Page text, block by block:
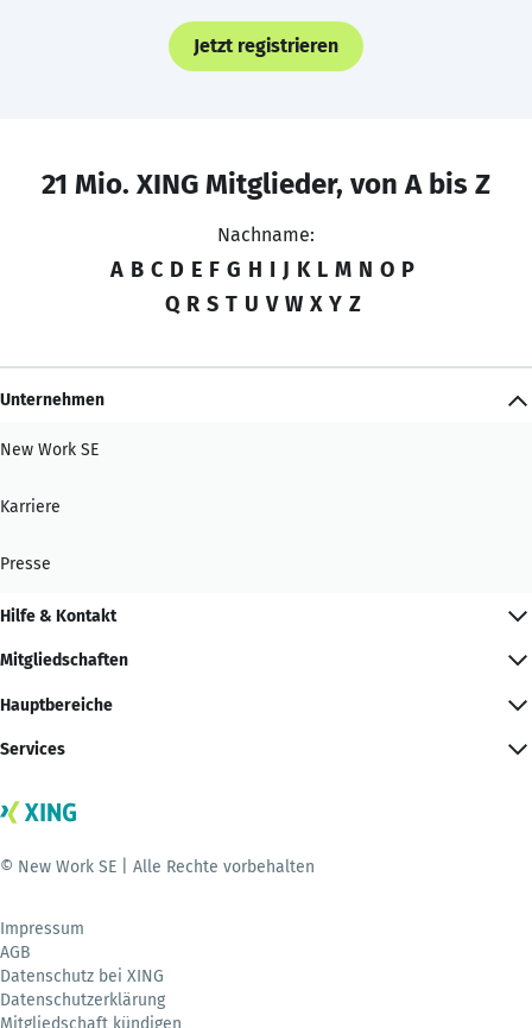
Jetzt registrieren
21 Mio. XING Mitglieder, von A bis Z
Nachname:
A B C D E F G H I J K L M N O P
Q R S T U V W X Y Z
Unternehmen
New Work SE
Karriere
Presse
Hilfe & Kontakt
Mitgliedschaften
Hauptbereiche
Services
© New Work SE | Alle Rechte vorbehalten
Impressum
AGB
Datenschutz bei XING
Datenschutzerklärung
Mitgliedschaft kündigen